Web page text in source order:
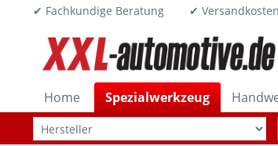
✔ Fachkundige Beratung ✔
Home Spezialwerkzeug